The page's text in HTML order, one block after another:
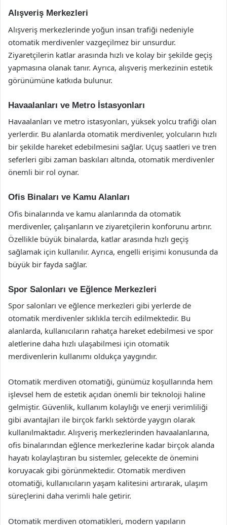
Alışveriş Merkezleri
Alışveriş merkezlerinde yoğun insan trafiği nedeniyle
otomatik merdivenler vazgeçilmez bir unsurdur.
Ziyaretçilerin katlar arasında hızlı ve kolay bir şekilde geçiş
yapmasına olanak tanır. Ayrıca, alışveriş merkezinin estetik
görünümüne katkıda bulunur.
Havaalanları ve Metro İstasyonları
Havaalanları ve metro istasyonları, yüksek yolcu trafiği olan
yerlerdir. Bu alanlarda otomatik merdivenler, yolcuların hızlı
bir şekilde hareket edebilmesini sağlar. Uçuş saatleri ve tren
seferleri gibi zaman baskıları altında, otomatik merdivenler
önemli bir rol oynar.
Ofis Binaları ve Kamu Alanları
Ofis binalarında ve kamu alanlarında da otomatik
merdivenler, çalışanların ve ziyaretçilerin konforunu artırır.
Özellikle büyük binalarda, katlar arasında hızlı geçiş
sağlamak için kullanılır. Ayrıca, engelli erişimi konusunda da
büyük bir fayda sağlar.
Spor Salonları ve Eğlence Merkezleri
Spor salonları ve eğlence merkezleri gibi yerlerde de
otomatik merdivenler sıklıkla tercih edilmektedir. Bu
alanlarda, kullanıcıların rahatça hareket edebilmesi ve spor
aletlerine daha hızlı ulaşabilmesi için otomatik
merdivenlerin kullanımı oldukça yaygındır.
Otomatik merdiven otomatiği, günümüz koşullarında hem
işlevsel hem de estetik açıdan önemli bir teknoloji haline
gelmiştir. Güvenlik, kullanım kolaylığı ve enerji verimliliği
gibi avantajları ile birçok farklı sektörde yaygın olarak
kullanılmaktadır. Alışveriş merkezlerinden havaalanlarına,
ofis binalarından eğlence merkezlerine kadar birçok alanda
hayatı kolaylaştıran bu sistemler, gelecekte de önemini
koruyacak gibi görünmektedir. Otomatik merdiven
otomatiği, kullanıcıların yaşam kalitesini artırarak, ulaşım
süreçlerini daha verimli hale getirir.
Otomatik merdiven otomatikleri, modern yapıların